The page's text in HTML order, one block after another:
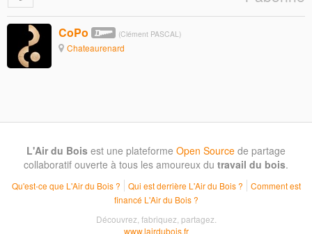
CoPo (Clément PASCAL)
Chateaurenard
L'Air du Bois est une plateforme Open Source de partage
collaboratif ouverte à tous les amoureux du travail du bois.
Qu'est-ce que L'Air du Bois ? Qui est derrière L'Air du Bois ?
Comment est
financé L'Air du Bois ?
Découvrez, fabriquez, partagez.
www.lairdubois.fr